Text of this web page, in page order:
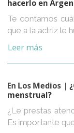
hacerlo en
Te contamos
que a la actriz le
Leer más
En Los Medios |
menstrual?
¿Le prestas
Es importante